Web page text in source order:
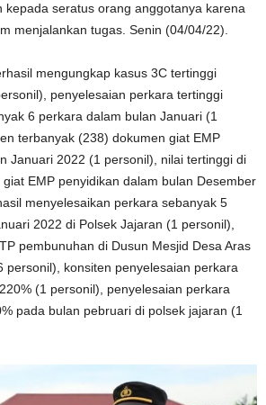
kepada seratus orang anggotanya karena
menjalankan tugas. Senin (04/04/22).
mengungkap kasus 3C tertinggi
penyelesaian perkara tertinggi
6 perkara dalam bulan Januari (1
terbanyak (238) dokumen giat EMP
Januari 2022 (1 personil), nilai tertinggi di
EMP penyidikan dalam bulan Desember
menyelesaikan perkara sebanyak 5
2022 di Polsek Jajaran (1 personil),
pembunuhan di Dusun Mesjid Desa Aras
personil), konsiten penyelesaian perkara
(1 personil), penyelesaian perkara
pada bulan pebruari di polsek jajaran (1